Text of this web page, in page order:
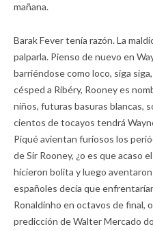
mañana.
Barak Fever tenía razón. La
palparla. Pienso de nuevo en
barriéndose como loco, siga
césped a Ribéry, Rooney es
niños, futuras basuras blancas,
cientos de tocayos tendrá
Piqué avientan furiosos los
de Sir Rooney, ¿o es que acaso
hicieron bolita y luego
españoles decía que
Ronaldinho en octavos de final,
predicción de Walter Mercado